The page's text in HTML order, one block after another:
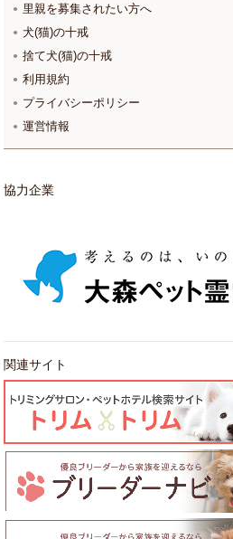
里親を募集されたい方へ
犬(猫)の十戒
捨て犬(猫)の十戒
利用規約
プライバシーポリシー
運営情報
協力企業
関連サイト